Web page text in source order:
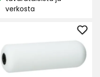
saatavuus:
verkosta
Soft